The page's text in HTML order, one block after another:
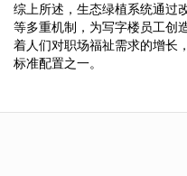
综上所述，生态绿植系统通过
等多重机制，为写字楼员工创
着人们对职场福祉需求的增长
标准配置之一。